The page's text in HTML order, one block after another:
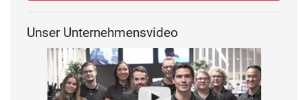
Unser Unternehmensvideo